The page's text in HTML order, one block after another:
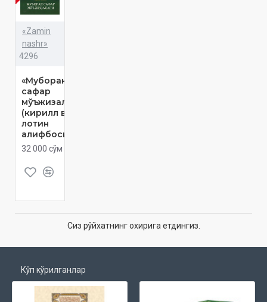
«Zamin
nashr»
4296
«Муборак
сафар
мўъжизалари»
(кирилл ва
лотин
алифбосида)
32 000 сўм
Сиз рўйхатнинг охирига етдингиз.
Кўп кўрилганлар